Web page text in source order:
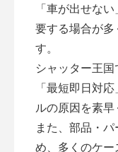
「車が出せな
要する場合が多
す。
シャッター王
「最短即日対
ルの原因を素早
また、部品・
め、多くのケ